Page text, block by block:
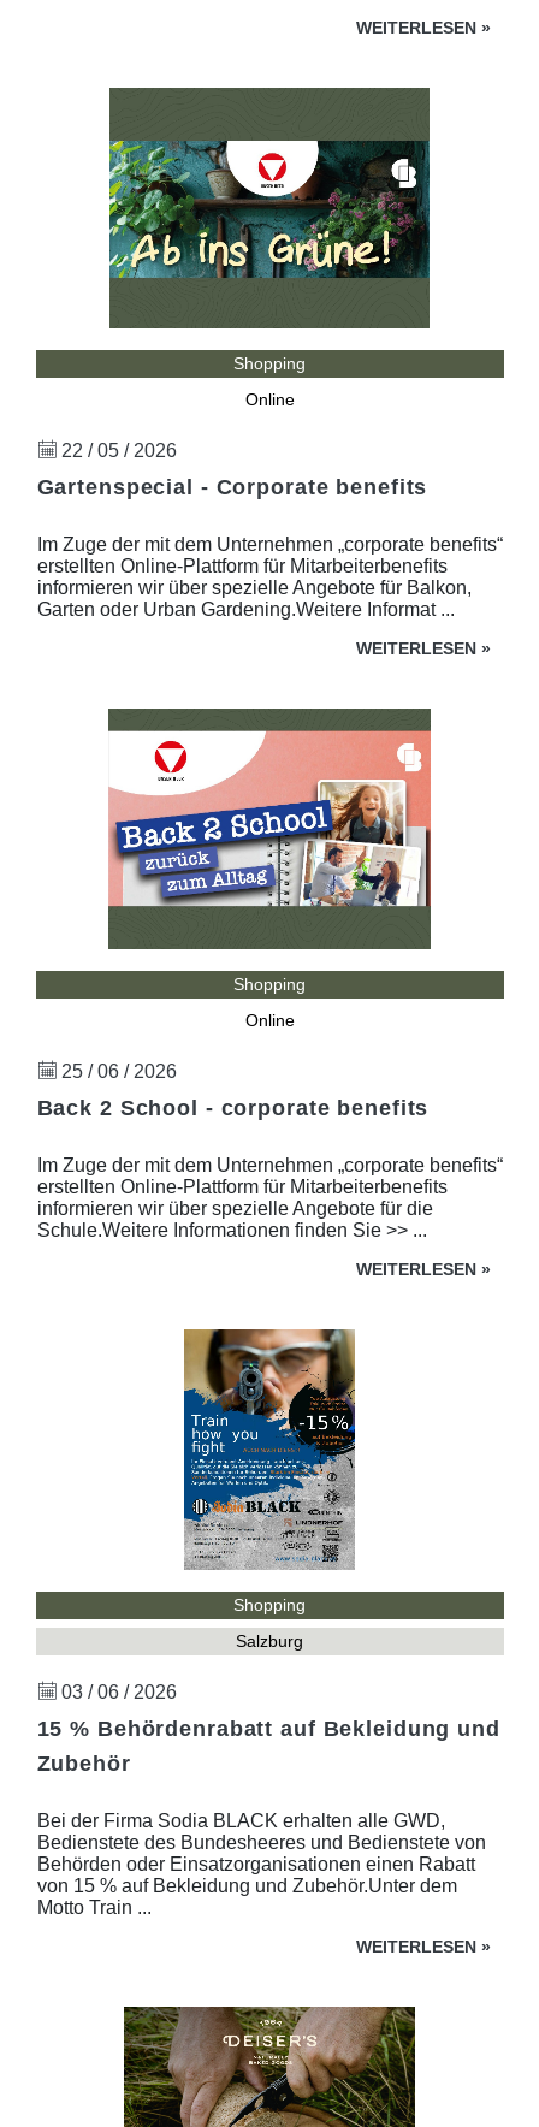
WEITERLESEN »
Shopping
Online
22 / 05 / 2026
Gartenspecial - Corporate benefits
Im Zuge der mit dem Unternehmen „corporate benefits“
erstellten Online-Plattform für Mitarbeiterbenefits
informieren wir über spezielle Angebote für Balkon,
Garten oder Urban Gardening.Weitere Informat ...
WEITERLESEN »
Shopping
Online
25 / 06 / 2026
Back 2 School - corporate benefits
Im Zuge der mit dem Unternehmen „corporate benefits“
erstellten Online-Plattform für Mitarbeiterbenefits
informieren wir über spezielle Angebote für die
Schule.Weitere Informationen finden Sie >> ...
WEITERLESEN »
Shopping
Salzburg
03 / 06 / 2026
15 % Behördenrabatt auf Bekleidung und
Zubehör
Bei der Firma Sodia BLACK erhalten alle GWD,
Bedienstete des Bundesheeres und Bedienstete von
Behörden oder Einsatzorganisationen einen Rabatt
von 15 % auf Bekleidung und Zubehör.Unter dem
Motto Train ...
WEITERLESEN »